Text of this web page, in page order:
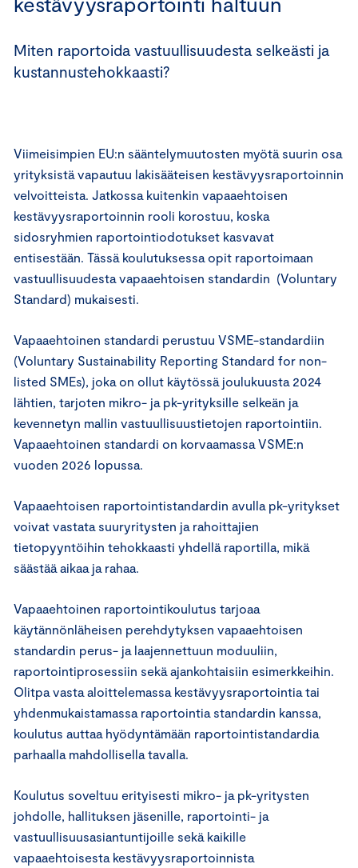
Miten raportoida vastuullisuudesta selkeästi ja
kustannustehokkaasti?
Viimeisimpien EU:n sääntelymuutosten myötä suurin osa
yrityksistä vapautuu lakisääteisen kestävyysraportoinnin
velvoitteista. Jatkossa kuitenkin vapaaehtoisen
kestävyysraportoinnin rooli korostuu, koska
sidosryhmien raportointiodotukset kasvavat
entisestään. Tässä koulutuksessa opit raportoimaan
vastuullisuudesta vapaaehtoisen standardin (Voluntary
Standard) mukaisesti.
Vapaaehtoinen standardi perustuu VSME-standardiin
(Voluntary Sustainability Reporting Standard for non-
listed SMEs), joka on ollut käytössä joulukuusta 2024
lähtien, tarjoten mikro- ja pk-yrityksille selkeän ja
kevennetyn mallin vastuullisuustietojen raportointiin.
Vapaaehtoinen standardi on korvaamassa VSME:n
vuoden 2026 lopussa.
Vapaaehtoisen raportointistandardin avulla pk-yritykset
voivat vastata suuryritysten ja rahoittajien
tietopyyntöihin tehokkaasti yhdellä raportilla, mikä
säästää aikaa ja rahaa.
Vapaaehtoinen raportointikoulutus tarjoaa
käytännönläheisen perehdytyksen vapaaehtoisen
standardin perus- ja laajennettuun moduuliin,
raportointiprosessiin sekä ajankohtaisiin esimerkkeihin.
Olitpa vasta aloittelemassa kestävyysraportointia tai
yhdenmukaistamassa raportointia standardin kanssa,
koulutus auttaa hyödyntämään raportointistandardia
parhaalla mahdollisella tavalla.
Koulutus soveltuu erityisesti mikro- ja pk-yritysten
johdolle, hallituksen jäsenille, raportointi- ja
vastuullisuusasiantuntijoille sekä kaikille
vapaaehtoisesta kestävyysraportoinnista